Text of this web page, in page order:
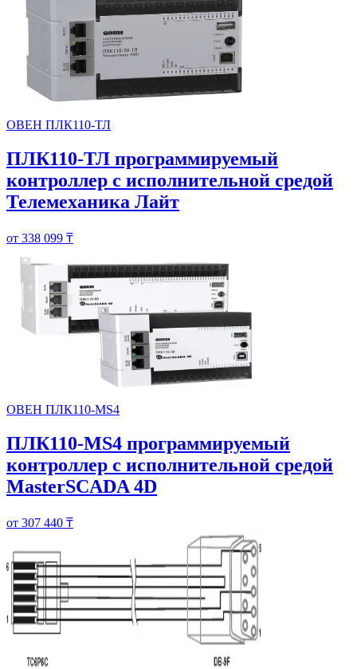
ОВЕН ПЛК110-ТЛ
ПЛК110-ТЛ программируемый
контроллер с исполнительной средой
Телемеханика Лайт
от 338 099 ₸
ОВЕН ПЛК110-MS4
ПЛК110-MS4 программируемый
контроллер с исполнительной средой
MasterSCADA 4D
от 307 440 ₸